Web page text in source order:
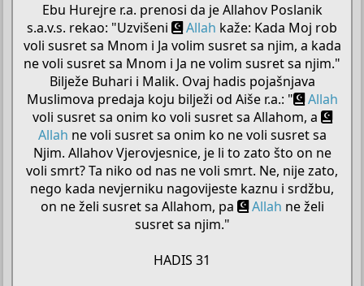
Ebu Hurejre r.a. prenosi da je Allahov Poslanik
s.a.v.s. rekao: "Uzvišeni
Allah kaže: Kada Moj rob
voli susret sa Mnom i Ja volim susret sa njim, a kada
ne voli susret sa Mnom i Ja ne volim susret sa njim."
Bilježe Buhari i Malik. Ovaj hadis pojašnjava
Muslimova predaja koju bilježi od Aiše r.a.: "
Allah
voli susret sa onim ko voli susret sa Allahom, a
Allah ne voli susret sa onim ko ne voli susret sa
Njim. Allahov Vjerovjesnice, je li to zato što on ne
voli smrt? Ta niko od nas ne voli smrt. Ne, nije zato,
nego kada nevjerniku nagovijeste kaznu i srdžbu,
on ne želi susret sa Allahom, pa
Allah ne želi
susret sa njim."
HADIS 31